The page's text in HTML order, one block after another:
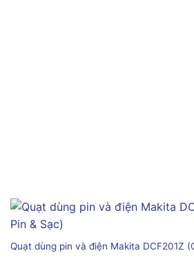
Quạt dùng pin và điện Makita DCF201Z